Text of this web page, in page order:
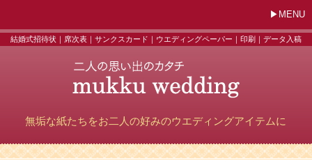
MENU
結婚式招待状｜席次表｜サンクスカード｜ウエディングペーパー｜印刷｜データ入稿
無垢な紙たちをお二人の好みのウエディングアイテムに